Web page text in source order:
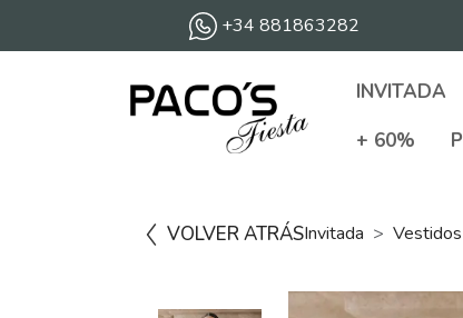
+34 881863282
INVITADA
+ 60%
VOLVER ATRÁSInvitada